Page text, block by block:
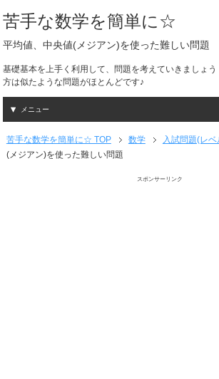
苦手な数学を簡単に☆
平均値、中央値(メジアン)を使った難しい問題
基礎基本を上手く利用して、問題を考えていきましょ
方は似たような問題がほとんどです♪
メニュー
苦手な数学を簡単に☆ TOP 数学 入試問題(レベ
(メジアン)を使った難しい問題
スポンサーリンク